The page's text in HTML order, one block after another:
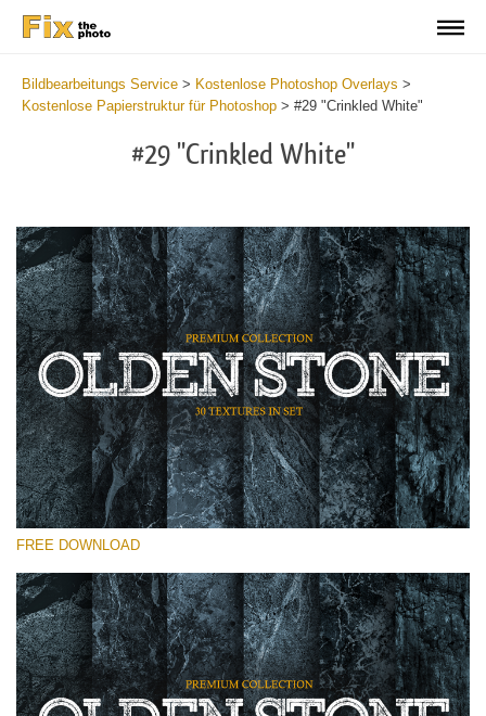
Bildbearbeitungs Service > Kostenlose Photoshop Overlays >
Kostenlose Papierstruktur für Photoshop > #29 "Crinkled White"
#29 "Crinkled White"
Bitte wählen Sie
Small 800*533px
Olden Stone
(30 Overlays)
FREE DOWNLOAD